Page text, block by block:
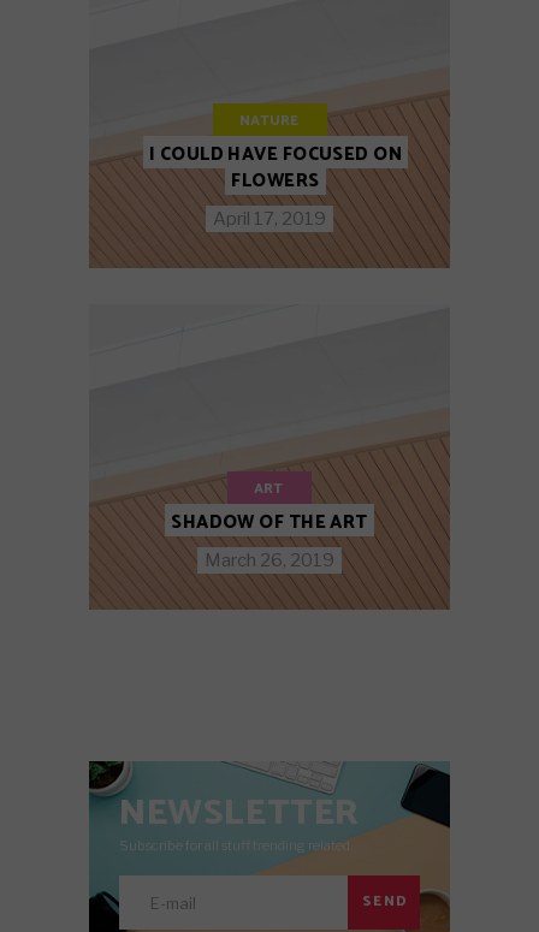
NATURE
I COULD HAVE FOCUSED ON
FLOWERS
April 17, 2019
ART
SHADOW OF THE ART
March 26, 2019
NEWSLETTER
Subscribe for all stuff trending related.
SEND